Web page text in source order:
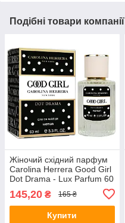
Подібні товари компанії
Жіночий східний парфум
Carolina Herrera Good Girl
Dot Drama - Lux Parfum 60
145,20 ₴ 165 ₴
Купити